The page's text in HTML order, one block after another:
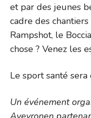
et par des jeunes
cadre des
Rampshot, le
chose ? Venez les
Le sport santé
Un événement